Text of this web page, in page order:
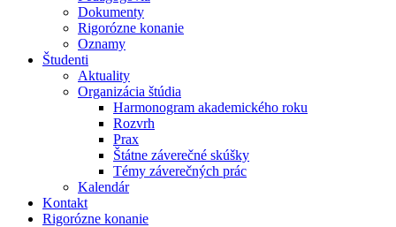
Dokumenty
Rigorózne konanie
Oznamy
Študenti
Aktuality
Organizácia štúdia
Harmonogram akademického roku
Rozvrh
Prax
Štátne záverečné skúšky
Témy záverečných prác
Kalendár
Kontakt
Rigorózne konanie